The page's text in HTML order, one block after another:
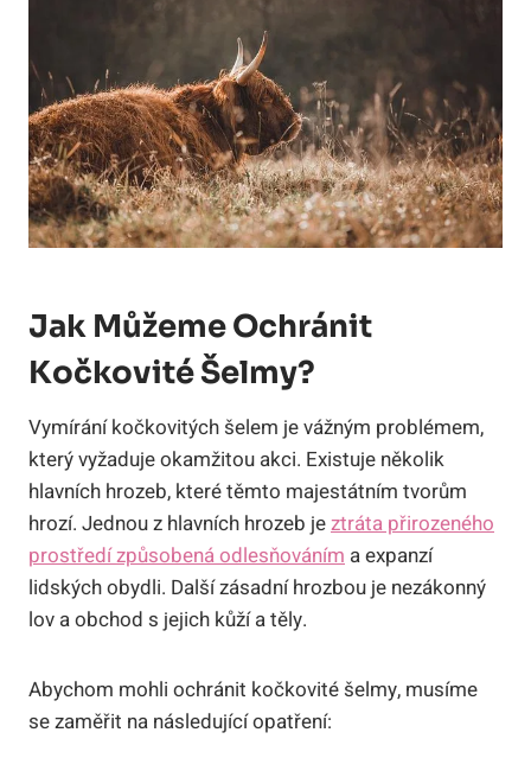
Jak Můžeme Ochránit
Kočkovité Šelmy?
Vymírání kočkovitých šelem je vážným problémem,
který vyžaduje okamžitou akci. Existuje několik
hlavních hrozeb, které těmto majestátním tvorům
hrozí. Jednou z hlavních hrozeb jeztráta přirozeného
prostředí způsobená odlesňováním a expanzí
lidských obydli. Další zásadní hrozbou je nezákonný
lov a obchod s jejich kůží a těly.
Abychom mohli ochránit kočkovité šelmy, musíme
se zaměřit na následující opatření: